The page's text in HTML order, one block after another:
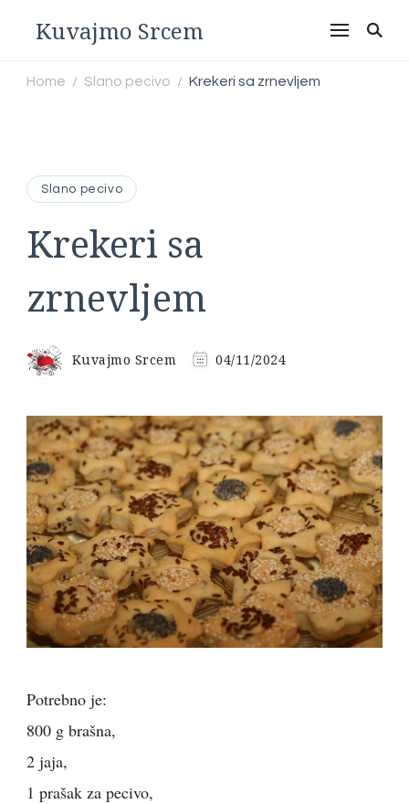
Kuvajmo Srcem
Home / Slano pecivo / Krekeri sa zrnevljem
Slano pecivo
Krekeri sa
zrnevljem
Kuvajmo Srcem 04/11/2024
Potrebno je:
800 g brašna,
2 jaja,
1 prašak za pecivo,